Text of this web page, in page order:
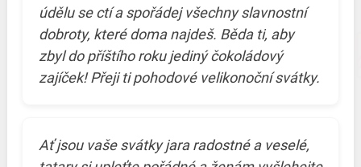
údělu se ctí a spořádej všechny slavnostní
dobroty, které doma najdeš. Běda ti, aby
zbyl do příštího roku jediný čokoládový
zajíček! Přeji ti pohodové velikonoční svátky.
Ať jsou vaše svátky jara radostné a veselé,